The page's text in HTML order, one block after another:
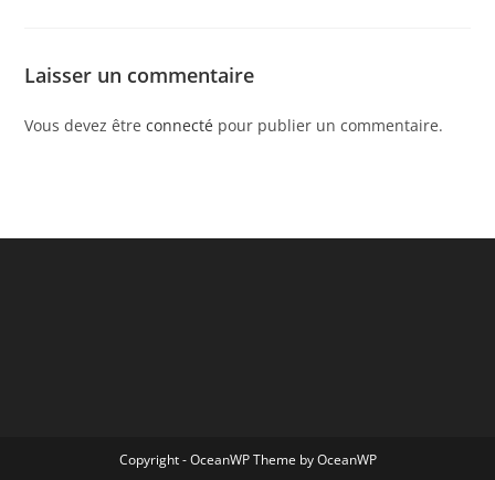
Laisser un commentaire
Vous devez êtreconnecté pour publier un commentaire.
Copyright - OceanWP Theme by OceanWP